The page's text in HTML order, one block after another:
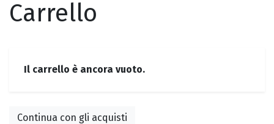
Carrello
Il carrello è ancora vuoto.
Continua con gli acquisti